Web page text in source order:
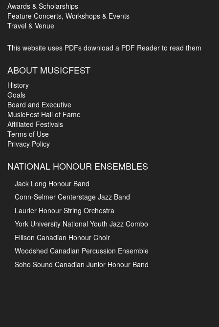
Awards & Scholarships
Feature Concerts, Workshops & Events
Travel & Venue
This website uses PDFs download a PDF Reader to read them
ABOUT MUSICFEST
History
Goals
Board and Executive
MusicFest Hall of Fame
Affiliated Festivals
Terms of Use
Privacy Policy
NATIONAL HONOUR ENSEMBLES
Jack Long Honour Band
Conn-Selmer Centerstage Jazz Band
Laurier Honour String Orchestra
York University National Youth Jazz Combo
Ellison Canadian Honour Choir
Woodshed Canadian Percussion Ensemble
Soho Sound Canadian Junior Honour Band